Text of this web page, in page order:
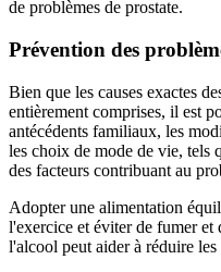
de problèmes de prostate.
Prévention des
Bien que les causes exactes
entièrement comprises, il est
antécédents familiaux, les
les choix de mode de vie, tels
des facteurs contribuant au
Adopter une alimentation
l'exercice et éviter de fumer et
l'alcool peut aider à réduire